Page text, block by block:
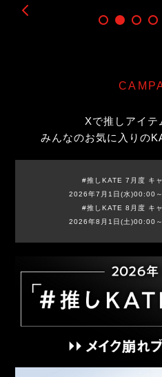
Xで推しアイテ
みんなのお気に入りの
#推しKATE 7月度 キ
2026年7月1日(水)00:00
#推しKATE 8月度 キ
2026年8月1日(土)00:00